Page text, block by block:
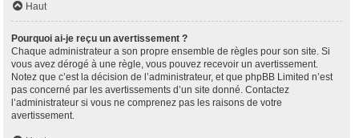
Haut
Pourquoi ai-je reçu un avertissement ?
Chaque administrateur a son propre ensemble de règles pour son site. Si
vous avez dérogé à une règle, vous pouvez recevoir un avertissement.
Notez que c’est la décision de l’administrateur, et que phpBB Limited n’est
pas concerné par les avertissements d’un site donné. Contactez
l’administrateur si vous ne comprenez pas les raisons de votre
avertissement.